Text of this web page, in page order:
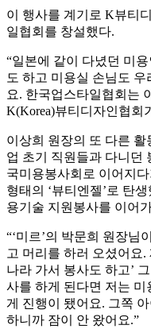
이 행사를 계기로 K뷰티
일협회를 창설했다.
“일본에 같이 다녔던 미
도 하고 미용실 손님도
요. 한국업스타일협회는
K(Korea)뷰티디자인협회
이상희 원장의 또 다른
업 초기 직원들과 다니던
국미용봉사회로 이어지
형태의 ‘뷰티엔젤’로 탄
용기술 지원봉사를 이어
“‘미르’의 박문희 원장님
고 머리를 하러 오셨어요.
나라 가서 봉사도 하고’
사를 하게 된다면 저는
게 진행이 됐어요. 그쪽
하니까 잠이 안 왔어요.”